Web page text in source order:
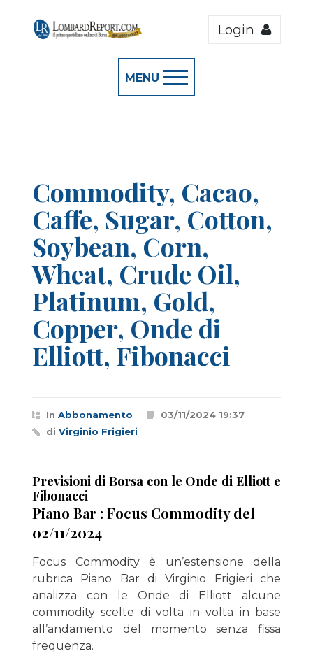
Login
MENU
Commodity, Cacao,
Caffe, Sugar, Cotton,
Soybean, Corn,
Wheat, Crude Oil,
Platinum, Gold,
Copper, Onde di
Elliott, Fibonacci
In Abbonamento
03/11/2024 19:37
di Virginio Frigieri
Previsioni di Borsa con le Onde di Elliott e
Fibonacci
Piano Bar : Focus Commodity del
02/11/2024
Focus Commodity è un’estensione della
rubrica Piano Bar di Virginio Frigieri che
analizza con le Onde di Elliott alcune
commodity scelte di volta in volta in base
all’andamento del momento senza fissa
frequenza.